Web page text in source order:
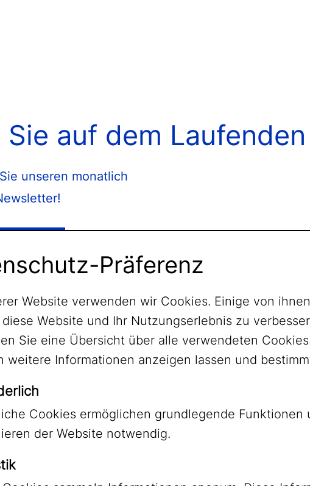
Sie auf dem Laufenden
unseren monatlich
Präferenz
Website verwenden wir Cookies. Einige von
Website und Ihr Nutzungserlebnis zu
Sie eine Übersicht über alle verwendeten
weitere Informationen anzeigen lassen und
Cookies ermöglichen grundlegende Funktionen
der Website notwendig.